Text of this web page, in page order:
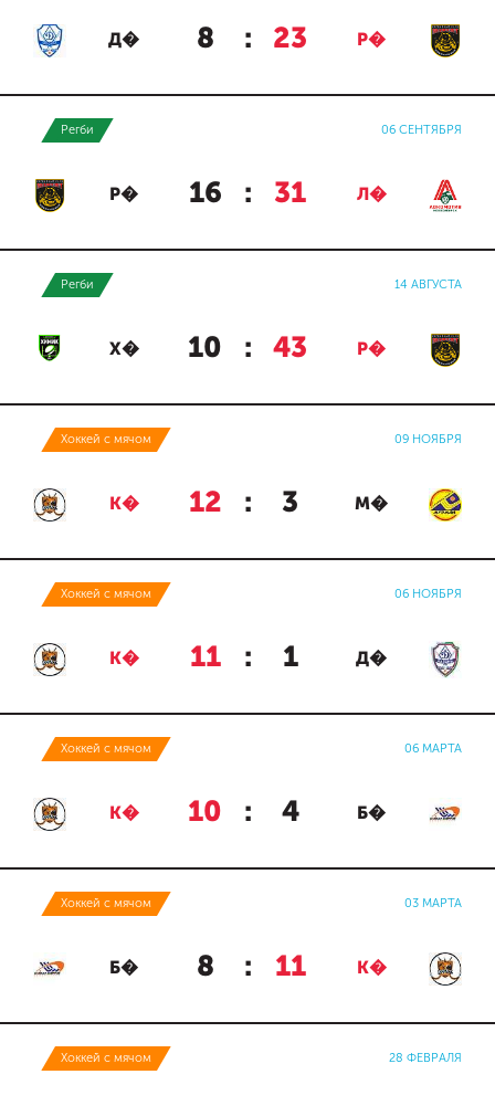
Д� 8 : 23 Р�
Регби 06 СЕНТЯБРЯ
Р� 16 : 31 Л�
Регби 14 АВГУСТА
Х� 10 : 43 Р�
Хоккей с мячом 09 НОЯБРЯ
К� 12 : 3 М�
Хоккей с мячом 06 НОЯБРЯ
К� 11 : 1 Д�
Хоккей с мячом 06 МАРТА
К� 10 : 4 Б�
Хоккей с мячом 03 МАРТА
Б� 8 : 11 К�
Хоккей с мячом 28 ФЕВРАЛЯ